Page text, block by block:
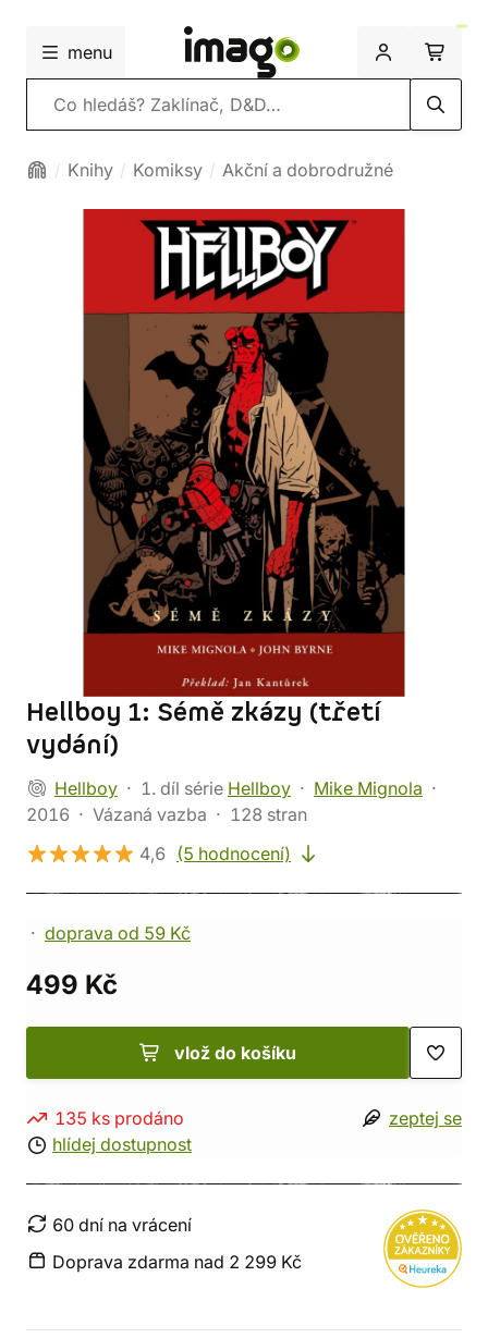
menu
Vyhledávání
Knihy Komiksy Akční a dobrodružné
Hellboy 1: Sémě zkázy (třetí
vydání)
Hellboy 1. díl série Hellboy
Mike Mignola
2016
Vázaná vazba
128 stran
4,6
(5 hodnocení)
doprava od 59 Kč
499 Kč
vlož do košíku
135 ks prodáno
hlídej dostupnost
zeptej se
60 dní na vrácení
Doprava zdarma nad 2 299 Kč